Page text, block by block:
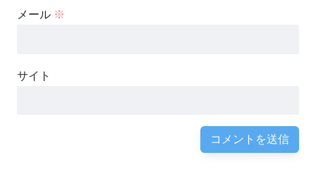
メール ※
サイト